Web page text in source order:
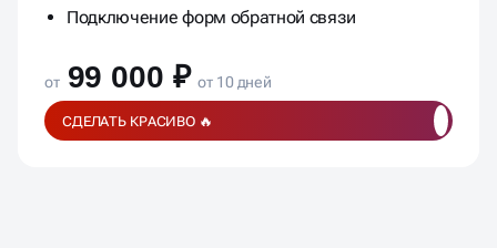
Подключение форм обратной связи
от 99 000 ₽ от 10 дней
СДЕЛАТЬ КРАСИВО 🔥